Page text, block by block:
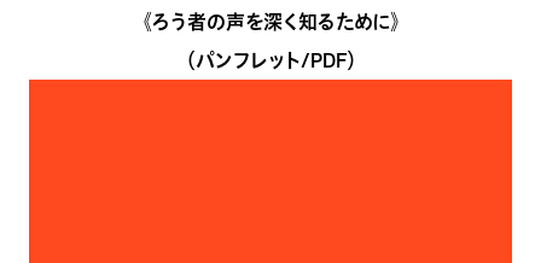
《ろう者の声を深く知るために》
（パンフレット/PDF）